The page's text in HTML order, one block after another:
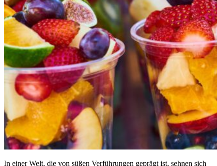
In einer Welt, die von süßen Verführungen geprägt ist, sehnen sich